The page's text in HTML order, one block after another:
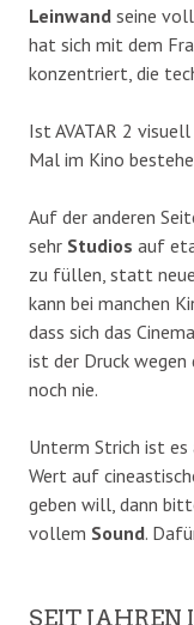
Leinwand seine
hat sich mit dem
konzentriert, die
Ist AVATAR 2 visuell
Mal im Kino
Auf der anderen
sehr Studios auf
zu füllen, statt neue
kann bei manchen
dass sich das
ist der Druck wegen
noch nie.
Unterm Strich ist es
Wert auf
geben will, dann
vollem Sound.
SEIT